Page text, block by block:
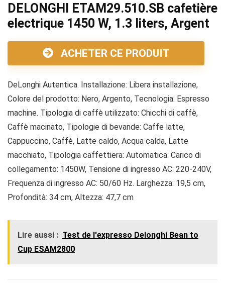
DELONGHI ETAM29.510.SB cafetière
electrique 1450 W, 1.3 liters, Argent
ACHETER CE PRODUIT
DeLonghi Autentica. Installazione: Libera installazione,
Colore del prodotto: Nero, Argento, Tecnologia: Espresso
machine. Tipologia di caffè utilizzato: Chicchi di caffè,
Caffè macinato, Tipologie di bevande: Caffe latte,
Cappuccino, Caffè, Latte caldo, Acqua calda, Latte
macchiato, Tipologia caffettiera: Automatica. Carico di
collegamento: 1450W, Tensione di ingresso AC: 220-240V,
Frequenza di ingresso AC: 50/60 Hz. Larghezza: 19,5 cm,
Profondità: 34 cm, Altezza: 47,7 cm
Lire aussi : Test de l'expresso Delonghi Bean to
Cup ESAM2800